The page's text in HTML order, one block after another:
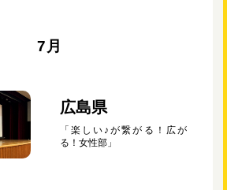
7月
広島県
「楽しい♪が繋がる！広が
る！女性部」